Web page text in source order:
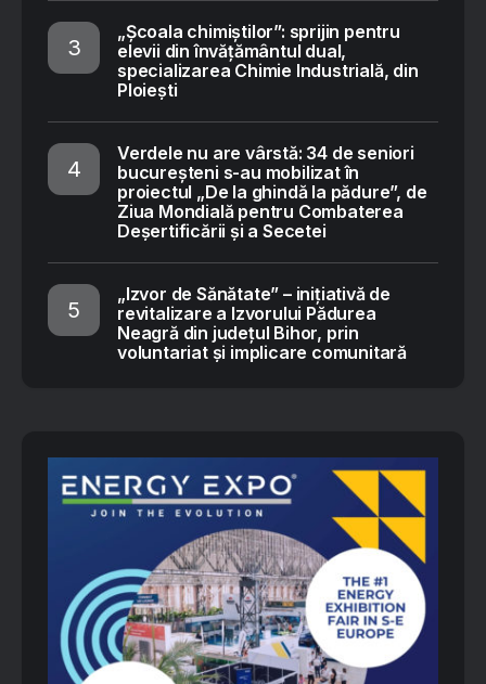
„Școala chimiștilor”: sprijin pentru
elevii din învățământul dual,
specializarea Chimie Industrială, din
Ploiești
Verdele nu are vârstă: 34 de seniori
bucureșteni s-au mobilizat în
proiectul „De la ghindă la pădure”, de
Ziua Mondială pentru Combaterea
Deșertificării și a Secetei
„Izvor de Sănătate” – inițiativă de
revitalizare a Izvorului Pădurea
Neagră din județul Bihor, prin
voluntariat și implicare comunitară